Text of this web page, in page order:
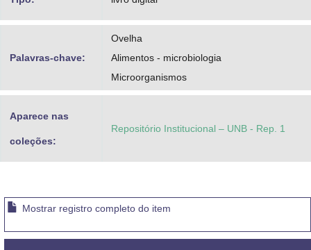
Palavras-chave:
Ovelha
Alimentos - microbiologia
Microorganismos
Aparece nas
coleções:
Repositório Institucional – UNB - Rep. 1
Mostrar registro completo do item